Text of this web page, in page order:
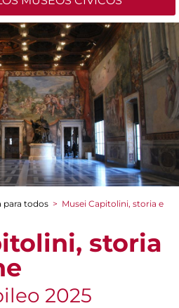
para todos > Musei Capitolini, storia e
storia
2025